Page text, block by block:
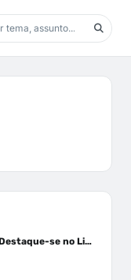
Autoridade Digital - Destaque-se no Linkedin